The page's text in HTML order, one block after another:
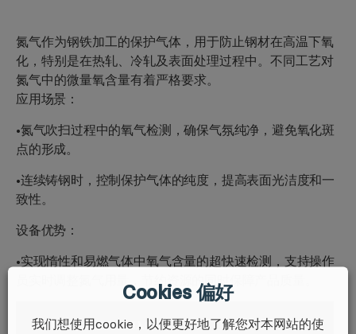
氮气作为钢铁加工的保护气体，用于防止钢材在高温下氧
化，特别是在热轧、冷轧及表面处理过程中。不同工艺对
氮气中的微量氧含量有着严格要求。
应用场景：
•氮气吹扫过程中的氧气检测，确保气氛纯净，避免氧化斑
点的形成。
•连续铸钢时，控制保护气体的纯度，提高表面光洁度和一
致性。
设备优势：
•实现惰性和易燃气体中氧气含量的超快速检测，支持操作
员实时调整氮气用量，节约资源的同时保障产品质量。
Cookies 偏好
我们想使用cookie，以便更好地了解您对本网站的使